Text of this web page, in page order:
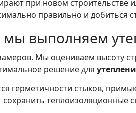
при новом строительстве
правильно и добиться
мы выполняем
Мы оцениваем высоту
решение для
герметичности стыков,
сохранить теплоизоляционные